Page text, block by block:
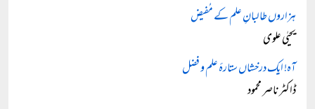
ہزاروں طالبانِ علم کے مُفیض
یحیٰی علوی
آہ! ایک درخشاں ستارۂ علم و فضل
ڈاکٹر ناصر محمود